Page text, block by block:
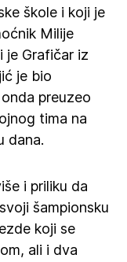
škole i koji je
Milije
je Grafičar iz
je bio
preuzeo
tima na
dana.
i priliku da
šampionsku
koji se
ali i dva